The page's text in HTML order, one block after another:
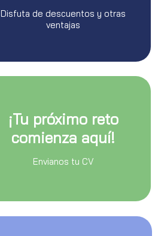
Disfuta de descuentos y otras
ventajas
¡Tu próximo reto
comienza aquí!
Envianos tu CV